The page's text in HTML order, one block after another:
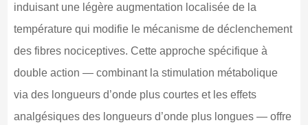
induisant une légère augmentation localisée de la
température qui modifie le mécanisme de déclenchement
des fibres nociceptives. Cette approche spécifique à
double action — combinant la stimulation métabolique
via des longueurs d’onde plus courtes et les effets
analgésiques des longueurs d’onde plus longues — offre